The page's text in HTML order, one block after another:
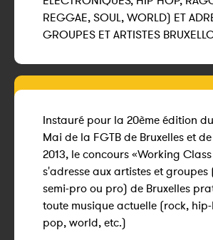
REGGAE, SOUL, WORLD) ET
GROUPES ET ARTISTES
Instauré pour la 20ème édition
Mai de la FGTB de Bruxelles et
2013, le concours «Working Class
s'adresse aux artistes et groupes
semi-pro ou pro) de Bruxelles
toute musique actuelle (rock,
pop, world, etc.)